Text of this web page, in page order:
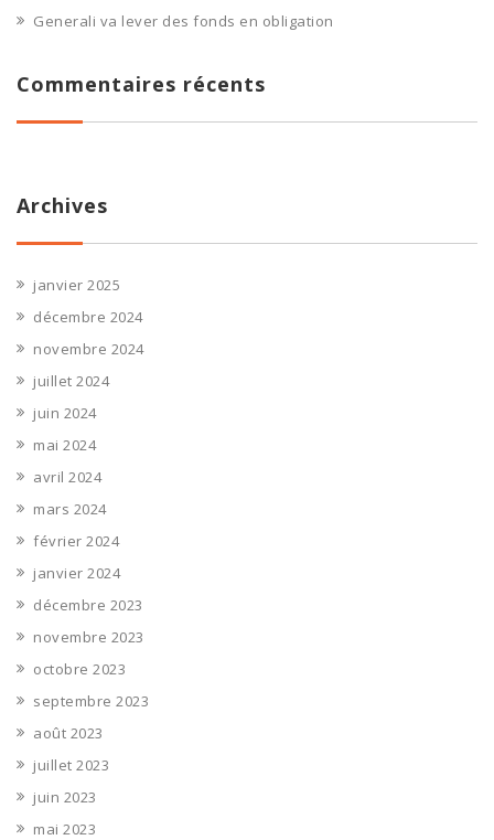
Generali va lever des fonds en obligation
Commentaires récents
Archives
janvier 2025
décembre 2024
novembre 2024
juillet 2024
juin 2024
mai 2024
avril 2024
mars 2024
février 2024
janvier 2024
décembre 2023
novembre 2023
octobre 2023
septembre 2023
août 2023
juillet 2023
juin 2023
mai 2023